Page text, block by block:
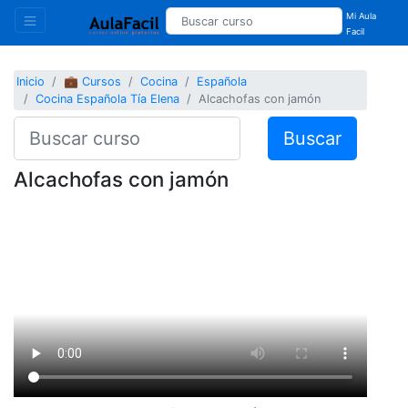
Mi Aula
Facil
Inicio 💼 Cursos Cocina
Española
Cocina Española Tía Elena
Alcachofas con jamón
Buscar
Alcachofas con jamón